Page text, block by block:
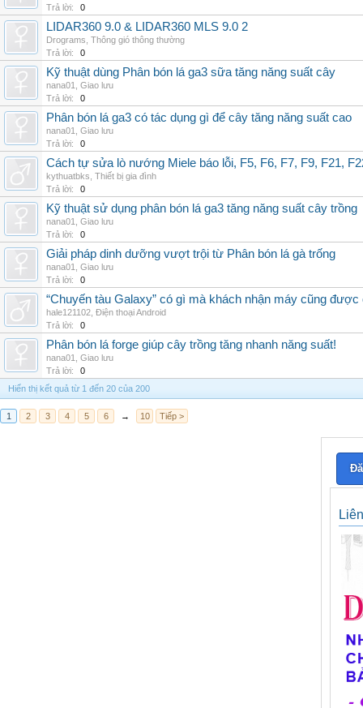
Trả lời:
0
LIDAR360 9.0 & LIDAR360 MLS 9.0 2
Drograms Thông gió thông thường
Trả lời:
0
Kỹ thuật dùng Phân bón lá ga3 sữa tăng năng suất cây
nana01
Giao lưu
Trả lời:
0
Phân bón lá ga3 có tác dụng gì để cây tăng năng suất cao
nana01
Giao lưu
Trả lời:
0
Cách tự sửa lò nướng Miele báo lỗi, F5, F6, F7, F9, F21,
kythuatbks Thiết bị gia đình
Trả lời:
0
Kỹ thuật sử dụng phân bón lá ga3 tăng năng suất cây trồng
nana01
Giao lưu
Trả lời:
0
Giải pháp dinh dưỡng vượt trội từ Phân bón lá gà trống
nana01
Giao lưu
Trả lời:
0
“Chuyến tàu Galaxy” có gì mà khách nhận máy cũng được
hale121102 Điện thoại Android
Trả lời:
0
Phân bón lá forge giúp cây trồng tăng nhanh năng suất!
nana01
Giao lưu
Trả lời:
0
Hiển thị kết quả từ 1 đến 20 của 200
1 2 3 4 5 6 → 10 Tiếp >